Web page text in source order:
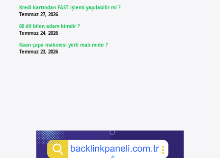
Kredi kartından FAST işlemi yapılabilir mi ?
Temmuz 27, 2026
60 dil bilen adam kimdir ?
Temmuz 24, 2026
Kaan çapa makinesi yerli malı mıdır ?
Temmuz 23, 2026